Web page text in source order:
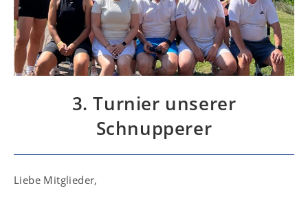
3. Turnier unserer
Schnupperer
Liebe Mitglieder,